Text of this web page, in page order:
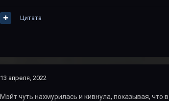
Цитата
13 апреля, 2022
Мэйт чуть нахмурилась и кивнула, показывая, что